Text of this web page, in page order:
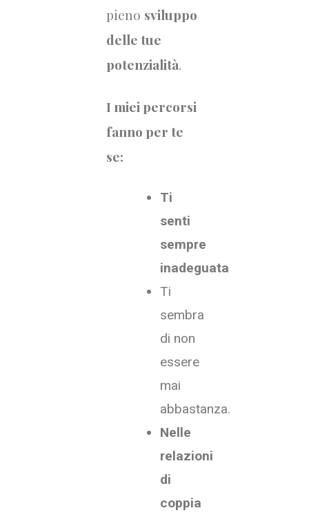
pieno sviluppo
delle tue
potenzialità.
I miei percorsi
fanno per te
se:
Ti
senti
sempre
inadeguata
Ti
sembra
di non
essere
mai
abbastanza.
Nelle
relazioni
di
coppia